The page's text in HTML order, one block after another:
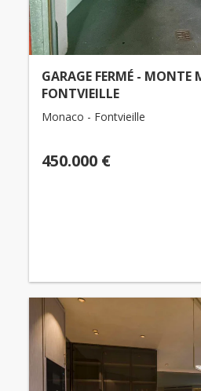
GARAGE FERMÉ - MONTE
FONTVIEILLE
Monaco - Fontvieille
450.000 €